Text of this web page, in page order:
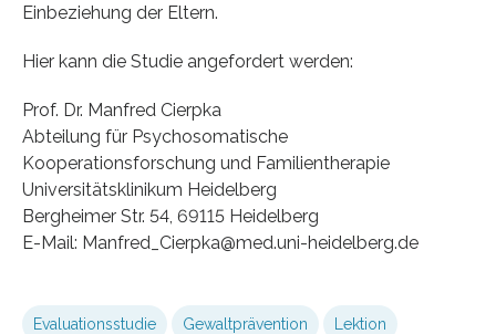
Einbeziehung der Eltern.
Hier kann die Studie angefordert werden:
Prof. Dr. Manfred Cierpka
Abteilung für Psychosomatische
Kooperationsforschung und Familientherapie
Universitätsklinikum Heidelberg
Bergheimer Str. 54, 69115 Heidelberg
E-Mail: Manfred_Cierpka@med.uni-heidelberg.de
Evaluationsstudie Gewaltprävention Lektion